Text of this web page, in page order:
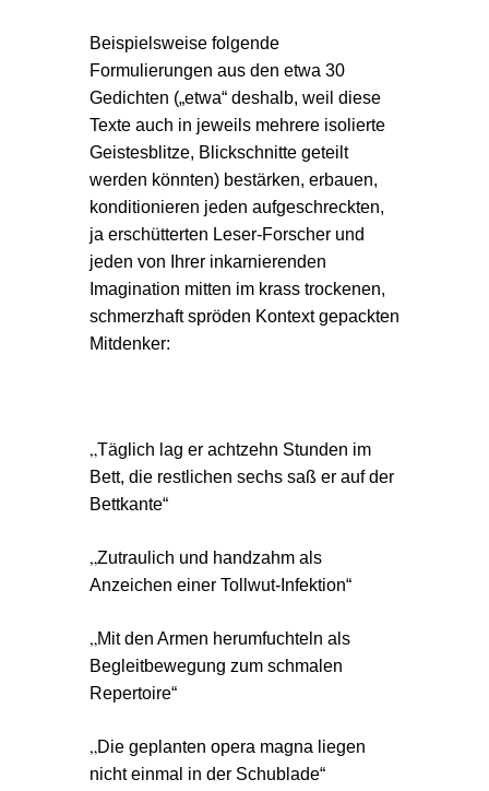
Beispielsweise folgende
Formulierungen aus den etwa 30
Gedichten („etwa“ deshalb, weil diese
Texte auch in jeweils mehrere isolierte
Geistesblitze, Blickschnitte geteilt
werden könnten) bestärken, erbauen,
konditionieren jeden aufgeschreckten,
ja erschütterten Leser-Forscher und
jeden von Ihrer inkarnierenden
Imagination mitten im krass trockenen,
schmerzhaft spröden Kontext gepackten
Mitdenker:
„Täglich lag er achtzehn Stunden im
Bett, die restlichen sechs saß er auf der
Bettkante“
„Zutraulich und handzahm als
Anzeichen einer Tollwut-Infektion“
„Mit den Armen herumfuchteln als
Begleitbewegung zum schmalen
Repertoire“
„Die geplanten opera magna liegen
nicht einmal in der Schublade“